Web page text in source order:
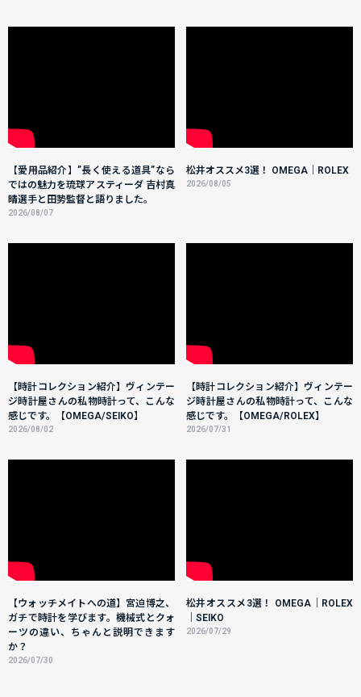
【愛用品紹介】”長く使える道具”なら
ではの魅力を琉球アスティーダ 吉村真
晴選手と田㔟監督と語りました。
2026/08/07
松井オススメ3選！ OMEGA｜ROLEX
2026/08/05
【時計コレクション紹介】ヴィンテー
ジ時計屋さんの私物時計って、こんな
感じです。【OMEGA/SEIKO】
2026/08/02
【時計コレクション紹介】ヴィンテー
ジ時計屋さんの私物時計って、こんな
感じです。【OMEGA/ROLEX】
2026/07/31
【ウォッチメイトへの道】宮迫博之、
ガチで時計を学びます。機械式とクォ
ーツの違い、ちゃんと説明できます
か？
2026/07/30
松井オススメ3選！ OMEGA｜ROLEX
｜SEIKO
2026/07/29